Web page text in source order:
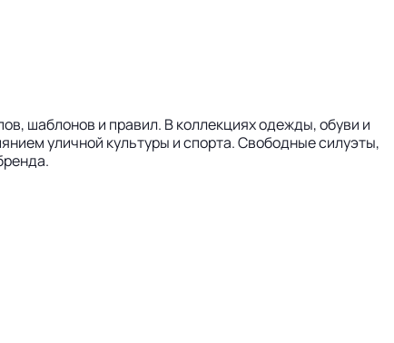
шаблонов и правил. В коллекциях одежды, обуви и
уличной культуры и спорта. Свободные силуэты,